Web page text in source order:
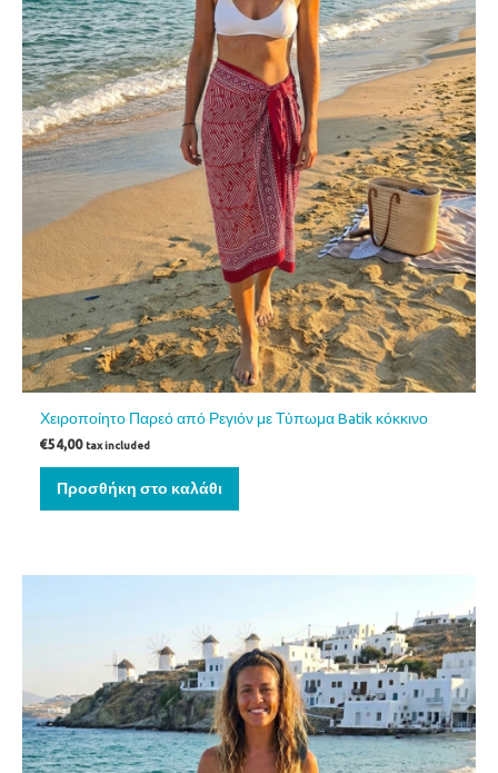
Χειροποίητο Παρεό από Ρεγιόν με Τύπωμα Batik κόκκινο
€54,00 tax included
Προσθήκη στο καλάθι